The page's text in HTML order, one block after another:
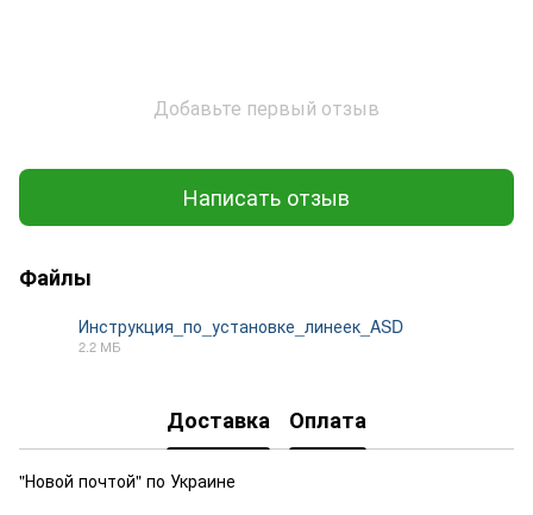
Добавьте первый отзыв
Написать отзыв
Файлы
Инструкция_по_установке_линеек_ASD
2.2 МБ
Доставка Оплата
"Новой почтой" по Украине